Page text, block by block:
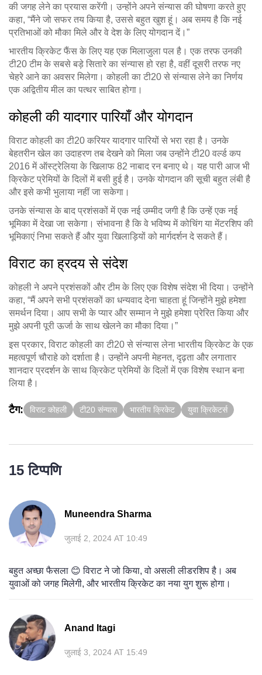
की जगह लेने का प्रयास करेंगी। उन्होंने अपने संन्यास की घोषणा करते हुए
कहा, “मैंने जो सफर तय किया है, उससे बहुत खुश हूं। अब समय है कि नई
प्रतिभाओं को मौका मिले और वे देश के लिए योगदान दें।”
भारतीय क्रिकेट फैंस के लिए यह एक मिलाजुला पल है। एक तरफ उनकी
टी20 टीम के सबसे बड़े सितारे का संन्यास हो रहा है, वहीं दूसरी तरफ नए
चेहरे आने का अवसर मिलेगा। कोहली का टी20 से संन्यास लेने का निर्णय
एक अद्वितीय मील का पत्थर साबित होगा।
कोहली की यादगार पारियाँ और योगदान
विराट कोहली का टी20 करियर यादगार पारियों से भरा रहा है। उनके
बेहतरीन खेल का उदाहरण तब देखने को मिला जब उन्होंने टी20 वर्ल्ड कप
2016 में ऑस्ट्रेलिया के खिलाफ 82 नाबाद रन बनाए थे। यह पारी आज भी
क्रिकेट प्रेमियों के दिलों में बसी हुई है। उनके योगदान की सूची बहुत लंबी है
और इसे कभी भुलाया नहीं जा सकेगा।
उनके संन्यास के बाद प्रशंसकों में एक नई उम्मीद जगी है कि उन्हें एक नई
भूमिका में देखा जा सकेगा। संभावना है कि वे भविष्य में कोचिंग या मेंटरशिप की
भूमिकाएं निभा सकते हैं और युवा खिलाड़ियों को मार्गदर्शन दे सकते हैं।
विराट का ह्रदय से संदेश
कोहली ने अपने प्रशंसकों और टीम के लिए एक विशेष संदेश भी दिया। उन्होंने
कहा, “मैं अपने सभी प्रशंसकों का धन्यवाद देना चाहता हूं जिन्होंने मुझे हमेशा
समर्थन दिया। आप सभी के प्यार और सम्मान ने मुझे हमेशा प्रेरित किया और
मुझे अपनी पूरी ऊर्जा के साथ खेलने का मौका दिया।”
इस प्रकार, विराट कोहली का टी20 से संन्यास लेना भारतीय क्रिकेट के एक
महत्वपूर्ण चौराहे को दर्शाता है। उन्होंने अपनी मेहनत, दृढ़ता और लगातार
शानदार प्रदर्शन के साथ क्रिकेट प्रेमियों के दिलों में एक विशेष स्थान बना
लिया है।
टैग: विराट कोहली टी20 संन्यास भारतीय क्रिकेट युवा क्रिकेटर्स
15 टिप्पणि
Muneendra Sharma
जुलाई 2, 2024 AT 10:49
बहुत अच्छा फैसला 😊 विराट ने जो किया, वो असली लीडरशिप है। अब
युवाओं को जगह मिलेगी, और भारतीय क्रिकेट का नया युग शुरू होगा।
Anand Itagi
जुलाई 3, 2024 AT 15:49